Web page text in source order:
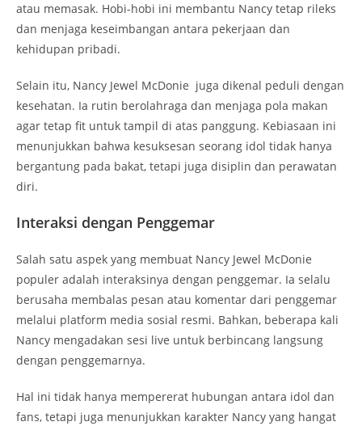
atau memasak. Hobi-hobi ini membantu Nancy tetap rileks
dan menjaga keseimbangan antara pekerjaan dan
kehidupan pribadi.
Selain itu, Nancy Jewel McDonie juga dikenal peduli dengan
kesehatan. Ia rutin berolahraga dan menjaga pola makan
agar tetap fit untuk tampil di atas panggung. Kebiasaan ini
menunjukkan bahwa kesuksesan seorang idol tidak hanya
bergantung pada bakat, tetapi juga disiplin dan perawatan
diri.
Interaksi dengan Penggemar
Salah satu aspek yang membuat Nancy Jewel McDonie
populer adalah interaksinya dengan penggemar. Ia selalu
berusaha membalas pesan atau komentar dari penggemar
melalui platform media sosial resmi. Bahkan, beberapa kali
Nancy mengadakan sesi live untuk berbincang langsung
dengan penggemarnya.
Hal ini tidak hanya mempererat hubungan antara idol dan
fans, tetapi juga menunjukkan karakter Nancy yang hangat